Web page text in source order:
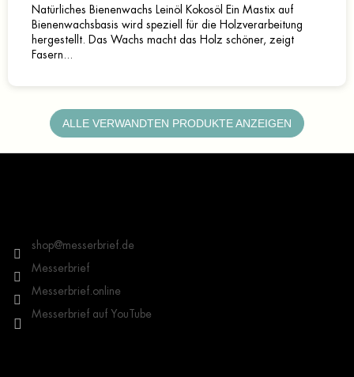
Natürliches Bienenwachs Leinöl Kokosöl Ein Mastix auf
Bienenwachsbasis wird speziell für die Holzverarbeitung
hergestellt. Das Wachs macht das Holz schöner, zeigt
Fasern...
ALLE VERWANDTEN PRODUKTE ANZEIGEN
shop@messerbrief.de
Messerbrief
Messerbrief.online
Messerbrief auf YouTube